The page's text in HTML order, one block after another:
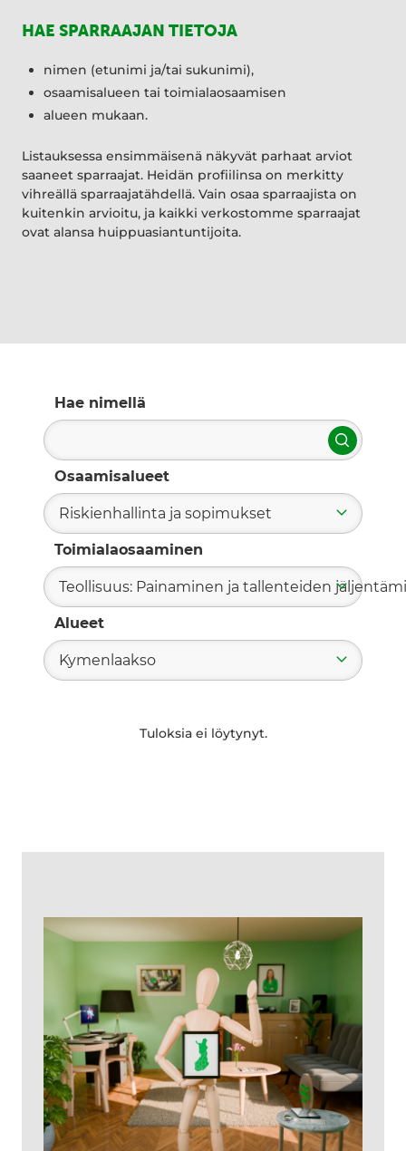
HAE SPARRAAJAN TIETOJA
nimen (etunimi ja/tai sukunimi),
osaamisalueen tai toimialaosaamisen
alueen mukaan.
Listauksessa ensimmäisenä näkyvät parhaat arviot
saaneet sparraajat. Heidän profiilinsa on merkitty
vihreällä sparraajatähdellä. Vain osaa sparraajista on
kuitenkin arvioitu, ja kaikki verkostomme sparraajat
ovat alansa huippuasiantuntijoita.
Hae nimellä
Hae
Osaamisalueet
Riskienhallinta ja sopimukset
Toimialaosaaminen
Teollisuus: Painaminen ja tallenteiden
Alueet
Kymenlaakso
Tuloksia ei löytynyt.